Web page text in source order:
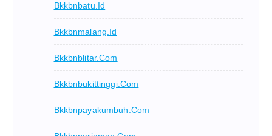
Bkkbnbatu.id
Bkkbnmalang.id
Bkkbnblitar.com
Bkkbnbukittinggi.com
Bkkbnpayakumbuh.com